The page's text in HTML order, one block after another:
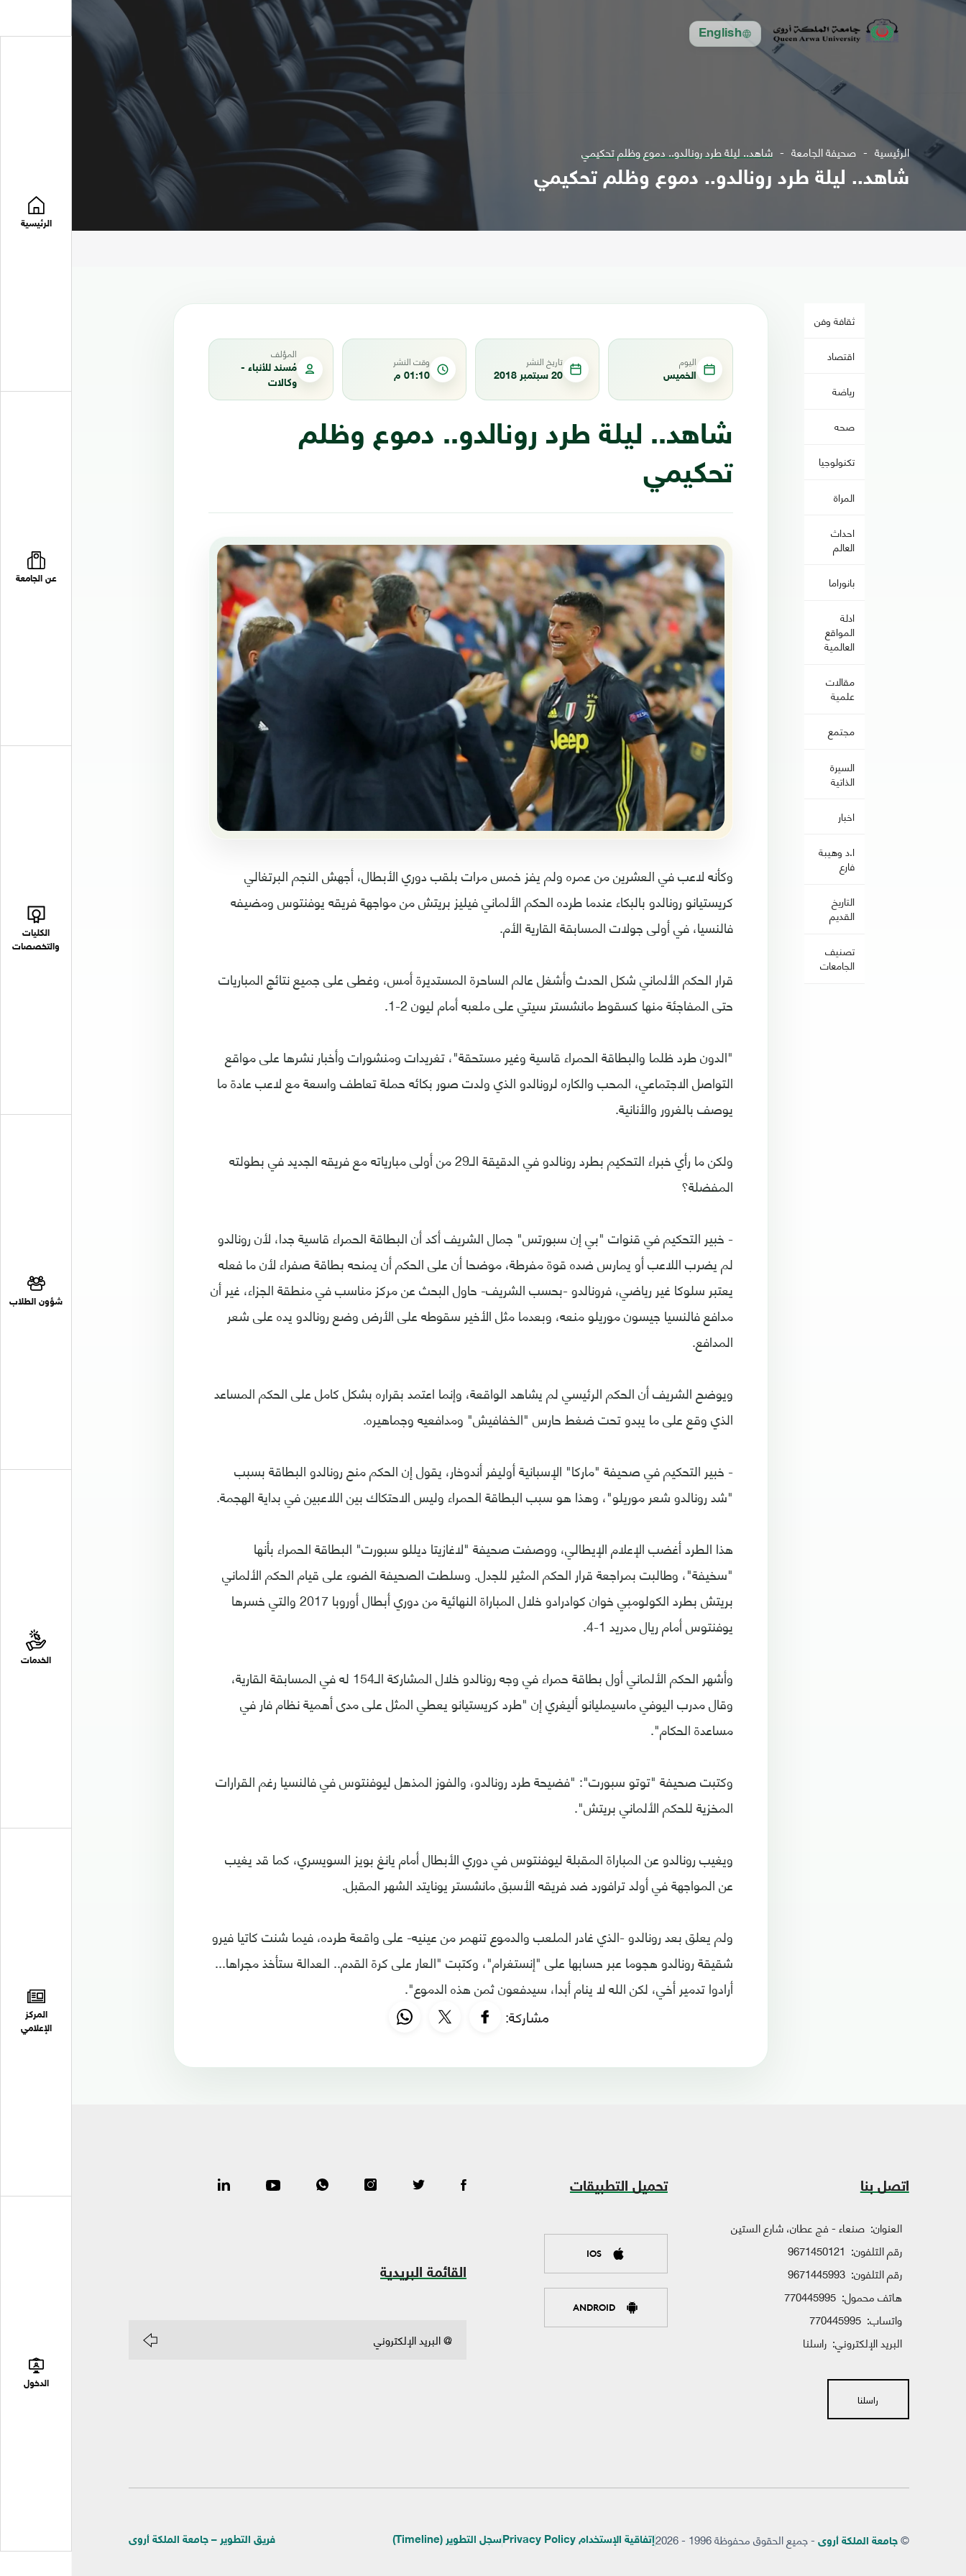
English
الرئيسية
عن الجامعة
الكليات
والتخصصات
شؤون الطلاب
الخدمات
المركز
الإعلامي
الدخول
الرئيسية صحيفة الجامعة شاهد.. ليلة طرد رونالدو.. دموع وظلم تحكيمي
شاهد.. ليلة طرد رونالدو.. دموع وظلم تحكيمي
ثقافة وفن
اقتصاد
رياضة
صحه
تكنولوجيا
المراة
احداث
العالم
بانوراما
ادلة
المواقع
العالمية
مقالات
علمية
مجتمع
السيرة
الذاتية
اخبار
ا.د وهيبة
فارع
التاريخ
القديم
تصنيف
الجامعات
اليوم
الخميس
تاريخ النشر
20 سبتمبر 2018
وقت النشر
01:10 م
المؤلف
مُسند للأنباء -
وكالات
شاهد.. ليلة طرد رونالدو.. دموع وظلم
تحكيمي
وكأنه لاعب في العشرين من عمره ولم يفز خمس مرات بلقب دوري الأبطال، أجهش النجم البرتغالي
كريستيانو رونالدو بالبكاء عندما طرده الحكم الألماني فيليز بريتش من مواجهة فريقه يوفنتوس ومضيفه
فالنسيا، في أولى جولات المسابقة القارية الأم.
قرار الحكم الألماني شكل الحدث وأشغل عالم الساحرة المستديرة أمس، وغطى على جميع نتائج المباريات
حتى المفاجئة منها كسقوط مانشستر سيتي على ملعبه أمام ليون 2-1.
"الدون طرد ظلما والبطاقة الحمراء قاسية وغير مستحقة"، تغريدات ومنشورات وأخبار نشرها على مواقع
التواصل الاجتماعي، المحب والكاره لرونالدو الذي ولدت صور بكائه حملة تعاطف واسعة مع لاعب عادة ما
يوصف بالغرور والأنانية.
ولكن ما رأي خبراء التحكيم بطرد رونالدو في الدقيقة الـ29 من أولى مبارياته مع فريقه الجديد في بطولته
المفضلة؟
- خبير التحكيم في قنوات "بي إن سبورتس" جمال الشريف أكد أن البطاقة الحمراء قاسية جدا، لأن رونالدو
لم يضرب اللاعب أو يمارس ضده قوة مفرطة، موضحا أن على الحكم أن يمنحه بطاقة صفراء لأن ما فعله
يعتبر سلوكا غير رياضي، فرونالدو -بحسب الشريف- حاول البحث عن مركز مناسب في منطقة الجزاء، غير أن
مدافع فالنسيا جيسون موريلو منعه، وبعدما مثل الأخير سقوطه على الأرض وضع رونالدو يده على شعر
المدافع.
ويوضح الشريف أن الحكم الرئيسي لم يشاهد الواقعة، وإنما اعتمد بقراره بشكل كامل على الحكم المساعد
الذي وقع على ما يبدو تحت ضغط حارس "الخفافيش" ومدافعيه وجماهيره.
- خبير التحكيم في صحيفة "ماركا" الإسبانية أوليفر أندوخار، يقول إن الحكم منح رونالدو البطاقة بسبب
"شد رونالدو شعر موريلو"، وهذا هو سبب البطاقة الحمراء وليس الاحتكاك بين اللاعبين في بداية الهجمة.
هذا الطرد أغضب الإعلام الإيطالي، ووصفت صحيفة "لاغازيتا ديللو سبورت" البطاقة الحمراء بأنها
"سخيفة"، وطالبت بمراجعة قرار الحكم المثير للجدل. وسلطت الصحيفة الضوء على قيام الحكم الألماني
بريتش بطرد الكولومبي خوان كوادرادو خلال المباراة النهائية من دوري أبطال أوروبا 2017 والتي خسرها
يوفنتوس أمام ريال مدريد 1-4.
وأشهر الحكم الألماني أول بطاقة حمراء في وجه رونالدو خلال المشاركة الـ154 له في المسابقة القارية،
وقال مدرب اليوفي ماسيمليانو أليغري إن "طرد كريستيانو يعطي المثل على مدى أهمية نظام فار في
مساعدة الحكام".
وكتبت صحيفة "توتو سبورت": "فضيحة طرد رونالدو، والفوز المذهل ليوفنتوس في فالنسيا رغم القرارات
المخزية للحكم الألماني بريتش".
ويغيب رونالدو عن المباراة المقبلة ليوفنتوس في دوري الأبطال أمام يانغ بويز السويسري، كما قد يغيب
عن المواجهة في أولد ترافورد ضد فريقه الأسبق مانشستر يونايتد الشهر المقبل.
ولم يعلق بعد رونالدو -الذي غادر الملعب والدموع تنهمر من عينيه- على واقعة طرده، فيما شنت كاتيا فيرو
شقيقة رونالدو هجوما عبر حسابها على "إنستغرام"، وكتبت "العار على كرة القدم.. العدالة ستأخذ مجراها...
أرادوا تدمير أخي، لكن الله لا ينام أبدا، سيدفعون ثمن هذه الدموع".
مشاركة:
اتصل بنا
العنوان: صنعاء - فج عطان، شارع الستين
رقم التلفون: 9671450121
رقم التلفون: 9671445993
هاتف محمول: 770445995
واتساب: 770445995
البريد الإلكتروني: راسلنا
راسلنا
تحميل التطبيقات
IOS
ANDROID
القائمة البريدية
©جامعة الملكة أروى - جميع الحقوق محفوظة 1996 - 2026 إتفاقية الإستخدام Privacy Policy سجل التطوير (Timeline) فريق التطوير – جامعة الملكة أروى